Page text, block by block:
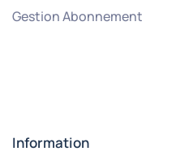
Gestion Abonnement
Information